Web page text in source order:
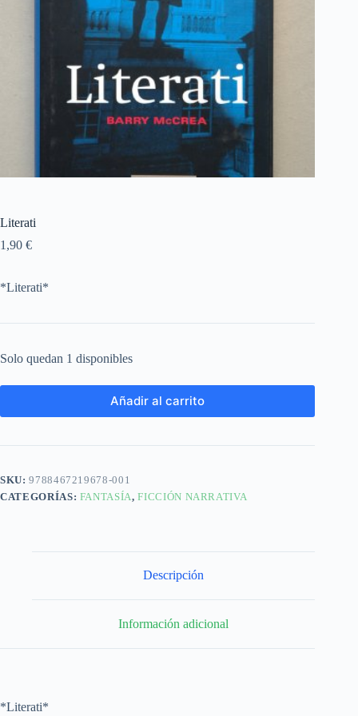
Literati
1,90 €
*Literati*
Solo quedan 1 disponibles
Añadir al carrito
SKU:9788467219678-001
CATEGORÍAS: FANTASÍA,FICCIÓN NARRATIVA
Descripción
Información adicional
*Literati*